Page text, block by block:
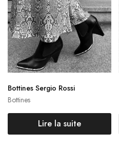
Bottines
Bottines Sergio Rossi
Lire la suite